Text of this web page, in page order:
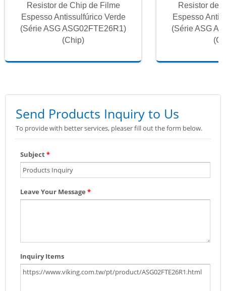
Resistor de Chip de Filme
Espesso Antissulfúrico Verde
(Série ASG ASG02FTE26R1)
(Chip)
Resistor de
Espesso
(Série ASG